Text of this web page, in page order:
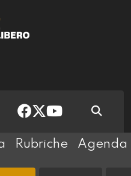
Rubriche Agenda